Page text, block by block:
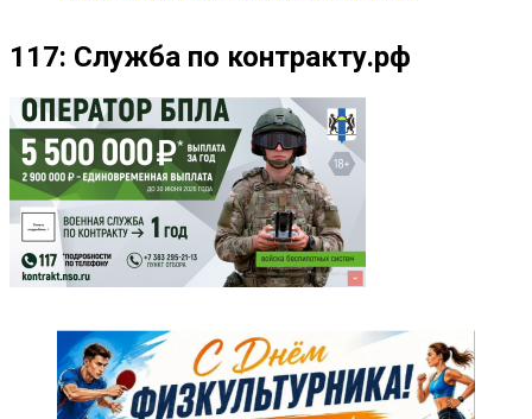
117: Служба по контракту.рф